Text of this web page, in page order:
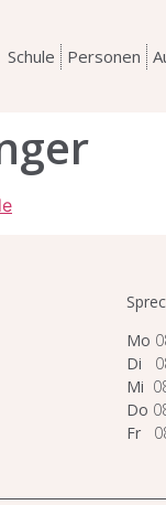
Schule Personen
Mo
Di
Mi
Do
Fr